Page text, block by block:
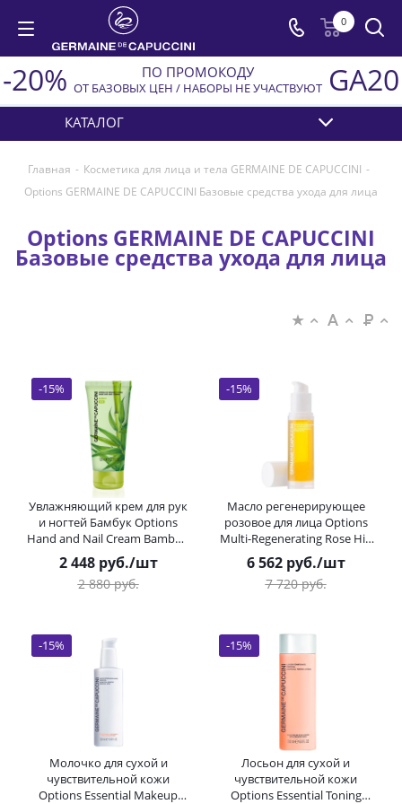
0
-20% ПО ПРОМОКОДУ
ОТ БАЗОВЫХ ЦЕН / НАБОРЫ НЕ УЧАСТВУЮТ GA20
КАТАЛОГ
Главная - Косметика для лица и тела GERMAINE DE CAPUCCINI -
Options GERMAINE DE CAPUCCINI Базовые средства ухода для лица
Options GERMAINE DE CAPUCCINI
Базовые средства ухода для лица
Увлажняющий крем для рук
и ногтей Бамбук Options
Hand and Nail Cream Bamboo
Germaine de Capuccini
(Жермен Де Капучини) 100
мл
2 448руб./шт
2 880руб.
-15%
Масло регенерирующее
розовое для лица Options
Multi-Regenerating Rose Hip
Oil Germaine de Capuccini 30
мл
6 562руб./шт
7 720руб.
-15%
Молочко для сухой и
чувствительной кожи
Options Essential Makeup
-15%
Лосьон для сухой и
чувствительной кожи
Options Essential Toning
-15%